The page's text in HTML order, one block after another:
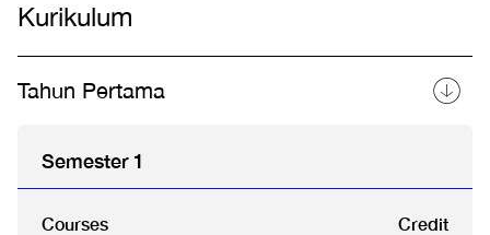
Kurikulum
Tahun Pertama
Semester 1
Courses Credit